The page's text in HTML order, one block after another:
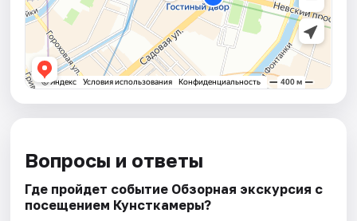
Вопросы и ответы
Где пройдет событие Обзорная экскурсия с
посещением ​Кунсткамеры?